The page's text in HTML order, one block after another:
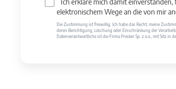
elektronischem Wege an die von mir
Die Zustimmung ist freiwillig. Ich habe das Recht, meine
deren Berichtigung, Löschung oder Einschränkung der
Datenverantwortliche ist die Firma Prosker Sp. z o.o., mit Sitz in